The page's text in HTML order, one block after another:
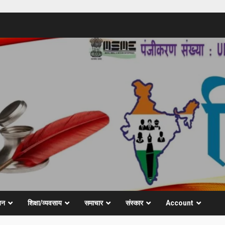
शिक्षा/व्यवसाय समाचार संस्कार Account